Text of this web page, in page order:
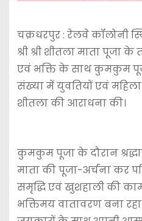
चक्रधरपुर : रेलवे कॉलोनी
श्री श्री शीतला माता पूजा के
एवं भक्ति के साथ कुमकुम
संख्या में युवतियों एवं
शीतला की आराधना की।
कुमकुम पूजा के दौरान
माता की पूजा-अर्चना कर
समृद्धि एवं खुशहाली की
भक्तिमय वातावरण बना